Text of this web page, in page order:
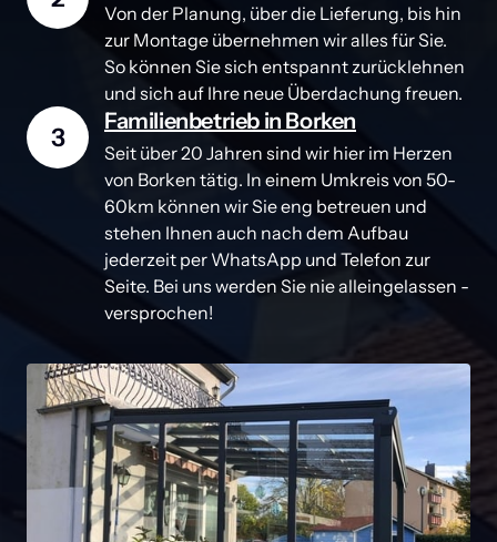
Von der Planung, über die Lieferung, bis hin
zur Montage übernehmen wir alles für Sie.
So können Sie sich entspannt zurücklehnen
und sich auf Ihre neue Überdachung freuen.
3
Familienbetrieb in Borken
Seit über 20 Jahren sind wir hier im Herzen
von Borken tätig. In einem Umkreis von 50-
60km können wir Sie eng betreuen und
stehen Ihnen auch nach dem Aufbau
jederzeit per WhatsApp und Telefon zur
Seite. Bei uns werden Sie nie alleingelassen -
versprochen!